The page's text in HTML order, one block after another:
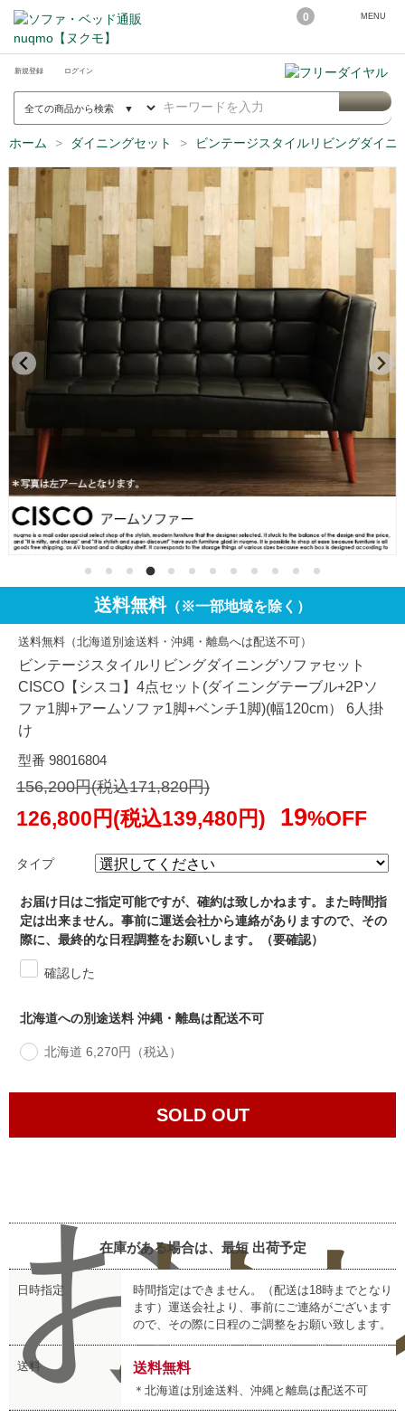
0 MENU
新規登録 ログイン
ホーム ダイニングセット ビンテージスタイルリビングダイニ
送料無料（※一部地域を除く）
送料無料（北海道別途送料・沖縄・離島へは配送不可）
ビンテージスタイルリビングダイニングソファセット
CISCO【シスコ】4点セット(ダイニングテーブル+2Pソ
ファ1脚+アームソファ1脚+ベンチ1脚)(幅120cm） 6人掛
け
型番 98016804
156,200円(税込171,820円)
126,800円(税込139,480円) 19%OFF
タイプ
お届け日はご指定可能ですが、確約は致しかねます。また時間指
定は出来ません。事前に運送会社から連絡がありますので、その
際に、最終的な日程調整をお願いします。（要確認）
確認した
北海道への別途送料 沖縄・離島は配送不可
北海道 6,270円（税込）
SOLD OUT
おおレ
在庫がある場合は、最短 出荷予定
日時指定
時間指定はできません。（配送は18時までとなり
ます）運送会社より、事前にご連絡がございます
ので、その際に日程のご調整をお願い致します。
送料 送料無料
＊北海道は別途送料、沖縄と離島は配送不可